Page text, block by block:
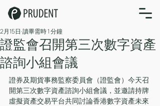
證監會召開第三次數字資產
諮詢小組會議
2月15日 讀畢需時 1 分鐘
證券及期貨事務監察委員會（證監會）今天召
開第三次數字資產諮詢小組會議，並邀請持牌
虛擬資產交易平台共同討論香港數字資產未來